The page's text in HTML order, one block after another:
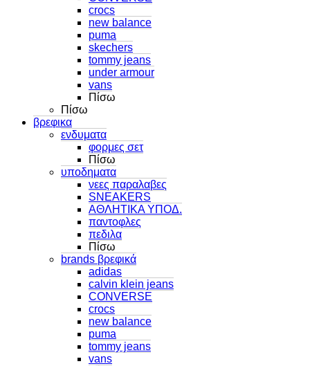
crocs
new balance
puma
skechers
tommy jeans
under armour
vans
Πίσω
Πίσω
βρεφικα
ενδυματα
φορμες σετ
Πίσω
υποδηματα
νεες παραλαβες
SNEAKERS
ΑΘΛΗΤΙΚΑ ΥΠΟΔ.
παντοφλες
πεδιλα
Πίσω
brands βρεφικά
adidas
calvin klein jeans
CONVERSE
crocs
new balance
puma
tommy jeans
vans